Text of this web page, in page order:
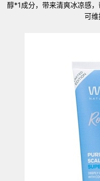
醇*1成分，带来清爽冰凉感
可维